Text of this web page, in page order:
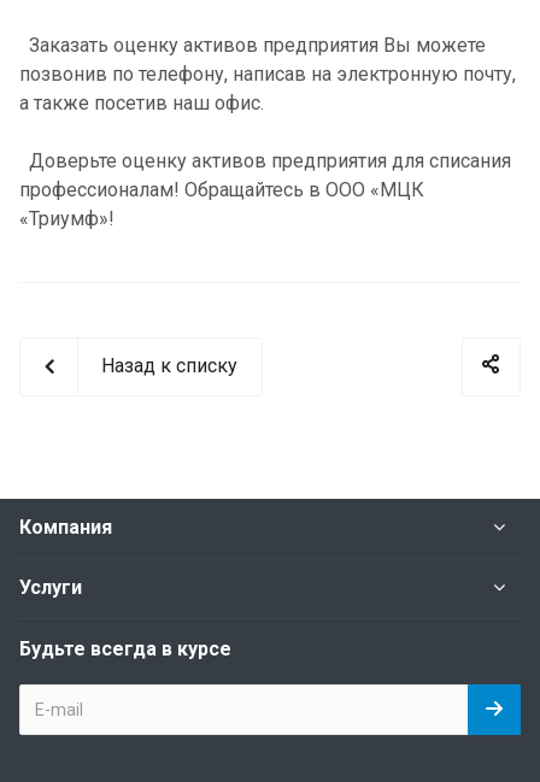
Заказать оценку активов предприятия Вы можете
позвонив по телефону, написав на электронную почту,
а также посетив наш офис.
Доверьте оценку активов предприятия для списания
профессионалам! Обращайтесь в ООО «МЦК
«Триумф»!
Назад к списку
Компания
Услуги
Будьте всегда в курсе